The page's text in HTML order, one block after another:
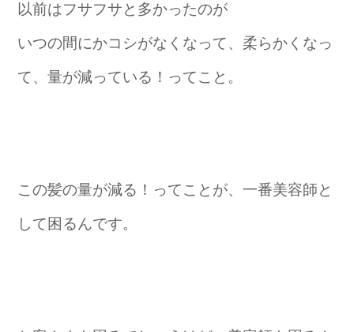
以前はフサフサと多かったのが
いつの間にかコシがなくなって、柔らかくなっ
て、量が減っている！ってこと。
この髪の量が減る！ってことが、一番美容師と
して困るんです。